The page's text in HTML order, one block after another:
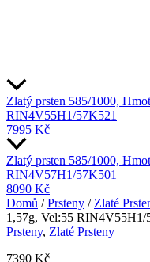
Zlatý prsten 585/1000,
RIN4V55H1/57K521
7995 Kč
Zlatý prsten 585/1000,
RIN4V57H1/57K501
8090 Kč
Domů /Prsteny / Zlaté
1,57g, Vel:55 RIN4V55H1/
Prsteny, Zlaté Prsteny
7390 Kč